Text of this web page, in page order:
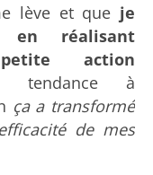
lève et que je
en réalisant
action
tendance à
ça a transformé
de mes